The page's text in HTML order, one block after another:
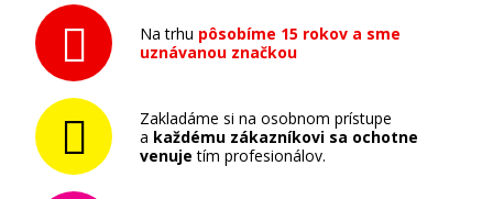
Na trhu pôsobíme 15 rokov a sme
uznávanou značkou
Zakladáme si na osobnom prístupe
a každému zákazníkovi sa ochotne
venuje tím profesionálov.